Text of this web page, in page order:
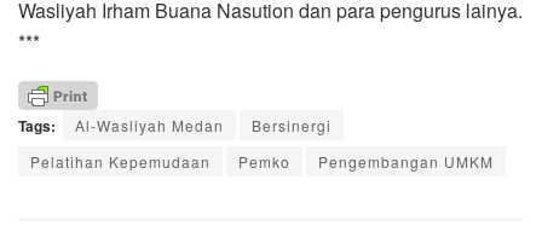
Wasliyah Irham Buana Nasution dan para pengurus lainya.
***
Tags: Al-Wasliyah Medan
Bersinergi
Pelatihan Kepemudaan
Pemko Pengembangan UMKM